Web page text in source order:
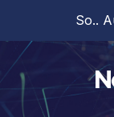
springen
So..